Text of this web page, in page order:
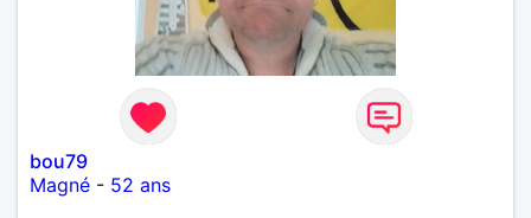
bou79
Magné - 52 ans